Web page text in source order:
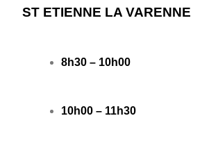
ST ETIENNE LA VARENNE
8h30 – 10h00
10h00 – 11h30